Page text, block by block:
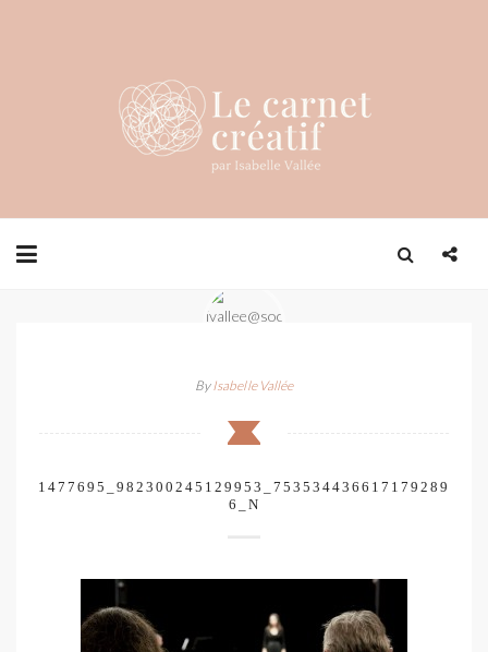
ByIsabelle Vallée
1477695_982300245129953_753534436617179289
6_N